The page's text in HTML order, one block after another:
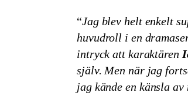
“Jag blev helt enkelt
huvudroll i en
intryck att karaktären
själv. Men när jag
jag kände en känsla